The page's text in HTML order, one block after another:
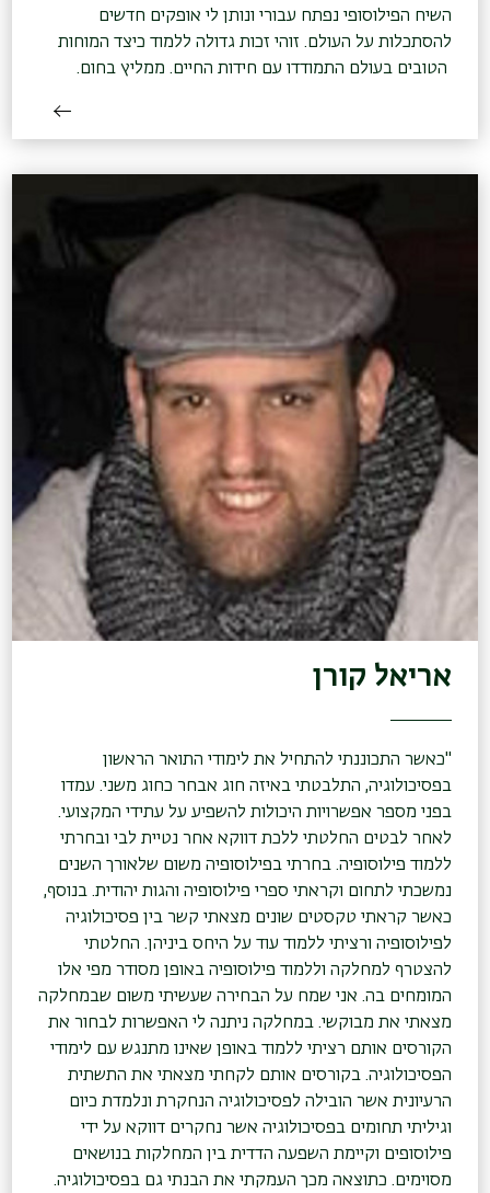
השיח הפילוסופי נפתח עבורי ונותן לי אופקים חדשים
להסתכלות על העולם. זוהי זכות גדולה ללמוד כיצד המוחות
הטובים בעולם התמודדו עם חידות החיים. ממליץ בחום.
אריאל קורן
"כאשר התכוננתי להתחיל את לימודי התואר הראשון
בפסיכולוגיה, התלבטתי באיזה חוג אבחר כחוג משני. עמדו
בפני מספר אפשרויות היכולות להשפיע על עתידי המקצועי.
לאחר לבטים החלטתי ללכת דווקא אחר נטיית לבי ובחרתי
ללמוד פילוסופיה. בחרתי בפילוסופיה משום שלאורך השנים
נמשכתי לתחום וקראתי ספרי פילוסופיה והגות יהודית. בנוסף,
כאשר קראתי טקסטים שונים מצאתי קשר בין פסיכולוגיה
לפילוסופיה ורציתי ללמוד עוד על היחס ביניהן. החלטתי
להצטרף למחלקה וללמוד פילוסופיה באופן מסודר מפי אלו
המומחים בה. אני שמח על הבחירה שעשיתי משום שבמחלקה
מצאתי את מבוקשי. במחלקה ניתנה לי האפשרות לבחור את
הקורסים אותם רציתי ללמוד באופן שאינו מתנגש עם לימודי
הפסיכולוגיה. בקורסים אותם לקחתי מצאתי את התשתית
הרעיונית אשר הובילה לפסיכולוגיה הנחקרת ונלמדת כיום
וגיליתי תחומים בפסיכולוגיה אשר נחקרים דווקא על ידי
פילוסופים וקיימת השפעה הדדית בין המחלקות בנושאים
מסוימים. כתוצאה מכך העמקתי את הבנתי גם בפסיכולוגיה.